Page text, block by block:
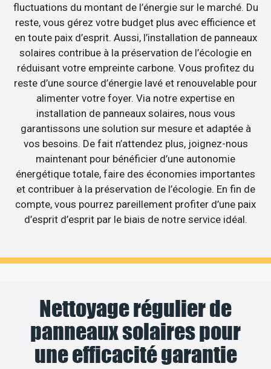
fluctuations du montant de l’énergie sur le marché. Du
reste, vous gérez votre budget plus avec efficience et
en toute paix d’esprit. Aussi, l’installation de panneaux
solaires contribue à la préservation de l’écologie en
réduisant votre empreinte carbone. Vous profitez du
reste d’une source d’énergie lavé et renouvelable pour
alimenter votre foyer. Via notre expertise en
installation de panneaux solaires, nous vous
garantissons une solution sur mesure et adaptée à
vos besoins. De fait n’attendez plus, joignez-nous
maintenant pour bénéficier d’une autonomie
énergétique totale, faire des économies importantes
et contribuer à la préservation de l’écologie. En fin de
compte, vous pourrez pareillement profiter d’une paix
d’esprit d’esprit par le biais de notre service idéal.
Nettoyage régulier de
panneaux solaires pour
une efficacité garantie